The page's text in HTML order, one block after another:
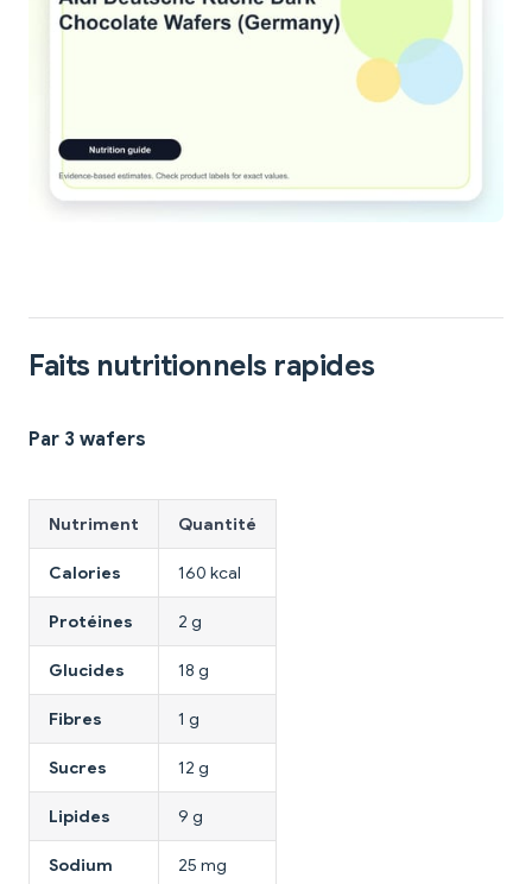
Faits nutritionnels rapides
Par 3 wafers
Nutriment Quantité
Calories 160 kcal
Protéines 2 g
Glucides 18 g
Fibres 1 g
Sucres 12 g
Lipides 9 g
Sodium 25 mg